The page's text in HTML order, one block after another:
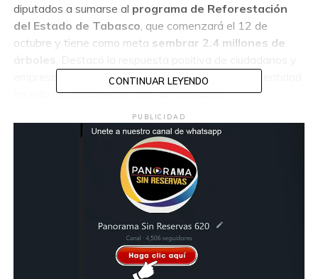
diputados a sumarse al programa de Reforestación
del Estado de Tabasco, que comenzará el 12 de
octubre y tiene como meta sembrar 2.4 millones de
empresas hacia esta iniciativa, recordando que la entidad
ha sido históricamente “muy deforestada”.
El Subsecretario también enfatizó la importancia de
formalizar la propiedad de vehículos
motocicletas como automóviles, y aclaró que las
revisiones a motociclistas se realizan con fines de
Compartir en:
CONTINUAR LEYENDO
PUBLICIDAD